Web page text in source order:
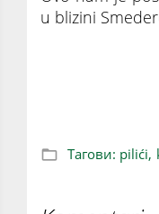
u blizini
Тагови: pilići,